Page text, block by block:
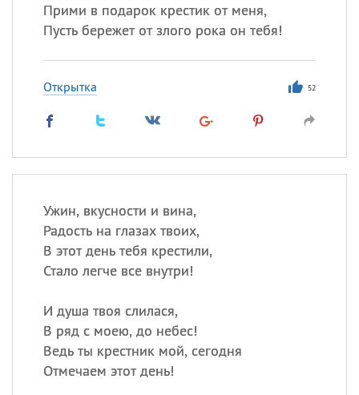
Прими в подарок крестик от меня,
Пусть бережет от злого рока он тебя!
Открытка 52
Ужин, вкусности и вина,
Радость на глазах твоих,
В этот день тебя крестили,
Стало легче все внутри!
И душа твоя слилася,
В ряд с моею, до небес!
Ведь ты крестник мой, сегодня
Отмечаем этот день!